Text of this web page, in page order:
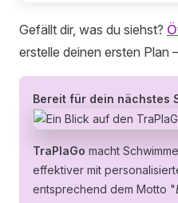
Gefällt dir, was du siehst?
erstelle deinen ersten Plan –
Bereit für dein nächstes
TraPlaGo macht
effektiver mit
entsprechend dem Motto "